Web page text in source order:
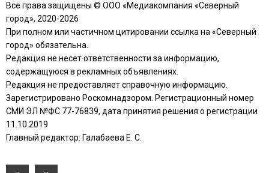
Все права защищены © ООО «Медиакомпания «Северный
город», 2020-2026
При полном или частичном цитировании ссылка на «Северный
город» обязательна.
Редакция не несет ответственности за информацию,
содержащуюся в рекламных объявлениях.
Редакция не предоставляет справочную информацию.
Зарегистрировано Роскомнадзором. Регистрационный номер
СМИ ЭЛ №ФС 77-76839, дата принятия решения о регистрации
11.10.2019
Главный редактор: Галабаева Е. С.